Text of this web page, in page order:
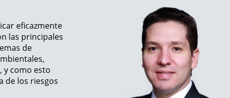
eficazmente
las principales
de
y como esto
de los riesgos